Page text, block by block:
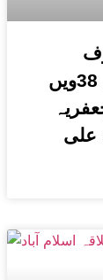
حسین الحسینیؒ کی 38ویں
علی